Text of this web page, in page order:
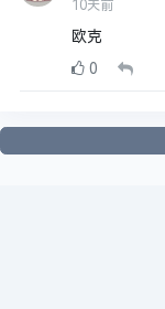
10天前
欧克
0